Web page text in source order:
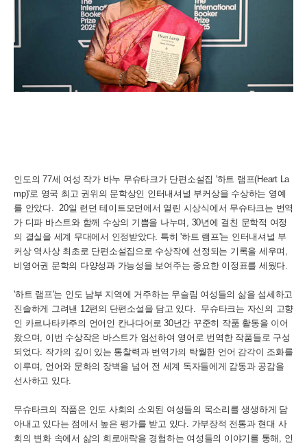
인도의 77세 여성 작가 바누 무슈타크가 단편소설집 '하트 램프(Heart La
mp)'로 영국 최고 권위의 문학상인 인터내셔널 부커상을 수상하는 영예
를 안았다. 20일 런던 테이트모던에서 열린 시상식에서 무슈타크는 번역
가 디파 바스트와 함께 수상의 기쁨을 나누며, 30년에 걸친 문학적 여정
의 결실을 세계 무대에서 인정받았다. 특히 '하트 램프'는 인터내셔널 부
커상 역사상 최초로 단편소설집으로 수상작에 선정되는 기록을 세우며,
비영어권 문학의 다양성과 가능성을 보여주는 중요한 이정표를 세웠다.
'하트 램프'는 인도 남부 지역에 거주하는 무슬림 여성들의 삶을 섬세하고
진솔하게 그려낸 12편의 단편소설을 담고 있다. 무슈타크는 자신의 고향
인 카르나타카주의 언어인 칸나다어로 30년간 꾸준히 작품 활동을 이어
왔으며, 이번 수상작은 바스트가 엄선하여 영어로 번역한 작품들로 구성
되었다. 작가의 깊이 있는 통찰력과 번역가의 탁월한 언어 감각이 조화를
이루며, 언어와 문화의 장벽을 넘어 전 세계 독자들에게 감동과 공감을
선사하고 있다.
무슈타크의 작품은 인도 사회의 소외된 여성들의 목소리를 생생하게 담
아내고 있다는 점에서 높은 평가를 받고 있다. 가부장적 전통과 현대 사
회의 변화 속에서 삶의 희로애락을 경험하는 여성들의 이야기를 통해, 인